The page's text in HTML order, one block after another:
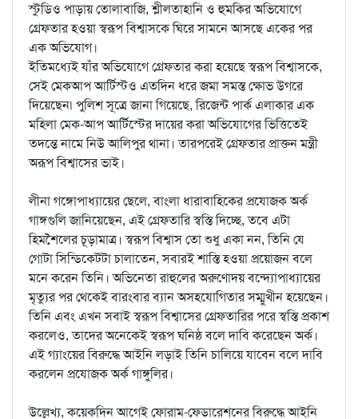
স্টুডিও পাড়ায় তোলাবাজি, শ্লীলতাহানি ও হুমকির অভিযোগে
গ্রেফতার হওয়া স্বরূপ বিশ্বাসকে ঘিরে সামনে আসছে একের পর
এক অভিযোগ।
ইতিমধ্যেই যাঁর অভিযোগে গ্রেফতার করা হয়েছে স্বরূপ বিশ্বাসকে,
সেই মেকআপ আর্টিস্টও এতদিন ধরে জমা সমস্ত ক্ষোভ উগরে
দিয়েছেন৷ পুলিশ সূত্রে জানা গিয়েছে, রিজেন্ট পার্ক এলাকার এক
মহিলা মেক-আপ আর্টিস্টের দায়ের করা অভিযোগের ভিত্তিতেই
তদন্তে নামে নিউ আলিপুর থানা। তারপরেই গ্রেফতার প্রাক্তন মন্ত্রী
অরূপ বিশ্বাসের ভাই।
লীনা গঙ্গোপাধ্যায়ের ছেলে, বাংলা ধারাবাহিকের প্রযোজক অর্ক
গাঙ্গগুলি জানিয়েছেন, এই গ্রেফতারি স্বস্তি দিচ্ছে, তবে এটা
হিমশৈলের চূড়ামাত্র। স্বরূপ বিশ্বাস তো শুধু একা নন, তিনি যে
গোটা সিন্ডিকেটটা চালাতেন, সবারই শাস্তি হওয়া প্রয়োজন বলে
মনে করেন তিনি। অভিনেতা রাহুলের অরুণোদয় বন্দ্যোপাধ্যায়ের
মৃত্যুর পর থেকেই বারংবার ব্যান অসহযোগিতার সম্মুখীন হয়েছেন।
তিনি এবং এখন সবাই স্বরূপ বিশ্বাসের গ্রেফতারির পরে স্বস্তি প্রকাশ
করলেও, তাদের অনেকেই স্বরূপ ঘনিষ্ঠ বলে দাবি করেছেন অর্ক।
এই গ্যাংয়ের বিরুদ্ধে আইনি লড়াই তিনি চালিয়ে যাবেন বলে দাবি
করলেন প্রযোজক অর্ক গাঙ্গুলির।
উল্লেখ্য, কয়েকদিন আগেই ফোরাম-ফেডারেশনের বিরুদ্ধে আইনি